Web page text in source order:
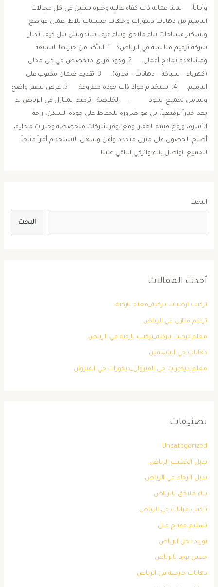
وأماناً. لدينا عماله ذات كفاه عاليه وخبره سنين في كل مجالات
الترميم من دهانات ديكورات واجهات جبسيات بلاط اعمال قواطع
وتسكير مساحات بناء ملاحق وبناء غرف سندوتش بنل كيف تختار
شركة ترميم مناسبة في الرياض؟ 1. التأكد من خبرتها السابقة
ومشاهدة نماذج أعمال. 2. وجود فريق متخصص في كل مجال
(كهرباء – سباكة – دهانات – نجارة). 3. تقديم ضمان مكتوب على
الترميم. 4. استخدام مواد ذات جودة معروفة. 5. عرض سعر واضح
وشامل لجميع البنود. — الخلاصة ترميم المنازل في الرياض لم
يعد خياراً ترفيهياً، بل هو ضرورة للحفاظ على جودة السكن، راحة
الأسرة، ورفع قيمة العقار. ومع توفر شركات متخصصة وخبرات محلية،
أصبح الحصول على منزل متجدد وآمن وسهل الاستخدام أمراً متاحاً
للجميع. تواصل بناء واتركي الباقي علينا
البحث
البحث
أحدث المقالات
تركيب ارضيات باركية_معلم باركية
ترميم منازل في الرياض
معلم تركيب باركية_تركيب باركية في الرياض
دهانات حي الياسمين
معلم ديكورات حي القيروان_ديكورات حي القيروان
تصنيفات
Uncategorized
بديل الخشب الرياض
بديل الرخام في الرياض
بناء ملاحق بالرياض
تركيب مرايات في الرياض
تسليم مفتاح فلل
توريد نخل الرياض
جبس بورد بالرياض
دهانات خارجية في الرياض